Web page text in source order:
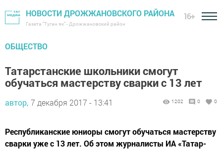
НОВОСТИ ДРОЖЖАНОВСКОГО РАЙОНА
Газета "Туган як" - Дрожжановский район
16+
ОБЩЕСТВО
Татарстанские школьники смогут
обучаться мастерству сварки с 13 лет
автор, 7 декабря 2017 - 13:41 1202 0 0
Республиканские юниоры смогут обучаться мастерству
сварки уже с 13 лет. Об этом журналисты ИА «Татар-